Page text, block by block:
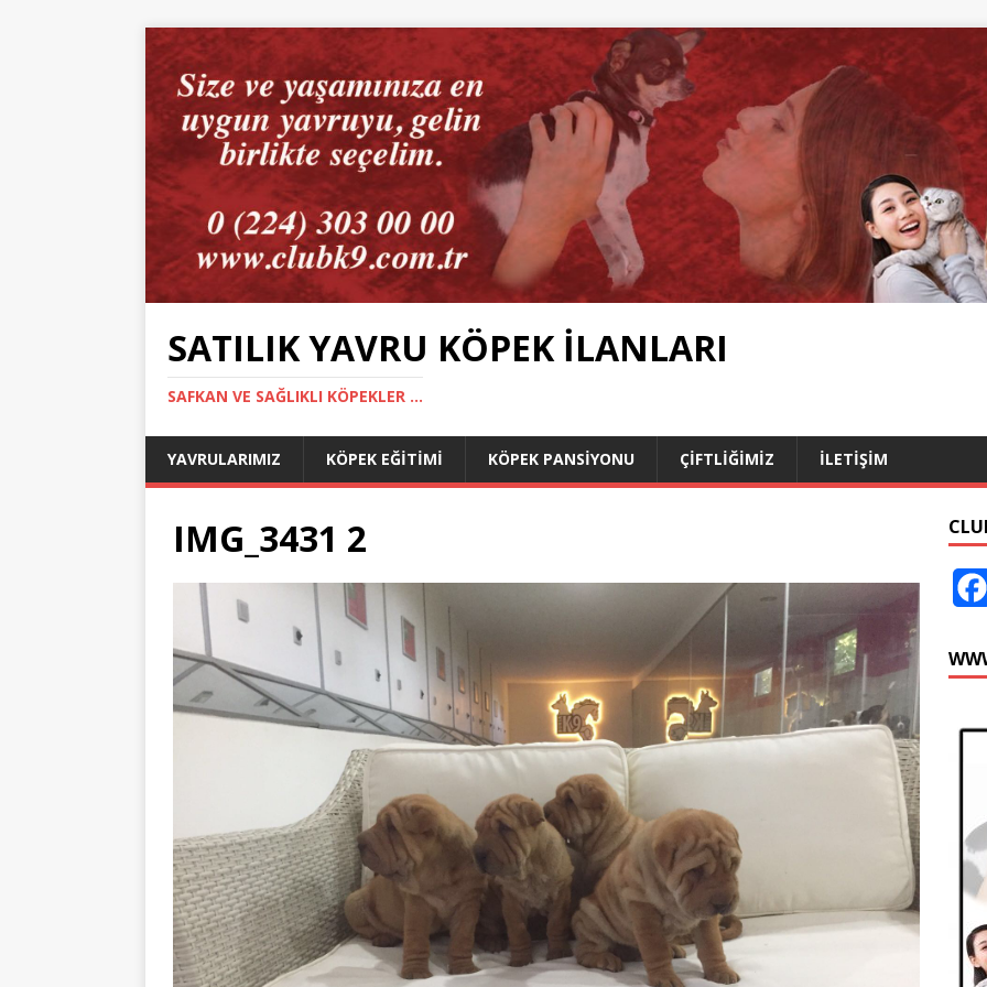
SATILIK YAVRU KÖPEK İLANLARI
SAFKAN VE SAĞLIKLI KÖPEKLER ...
YAVRULARIMIZ KÖPEK EĞITIMI KÖPEK PANSIYONU ÇIFTLIĞIMIZ İLETIŞIM
IMG_3431 2